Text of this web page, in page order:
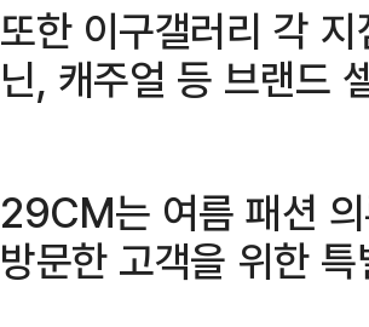
또한 이구갤러리 각
닌, 캐주얼 등 브랜드
29CM는 여름 패션 의
방문한 고객을 위한